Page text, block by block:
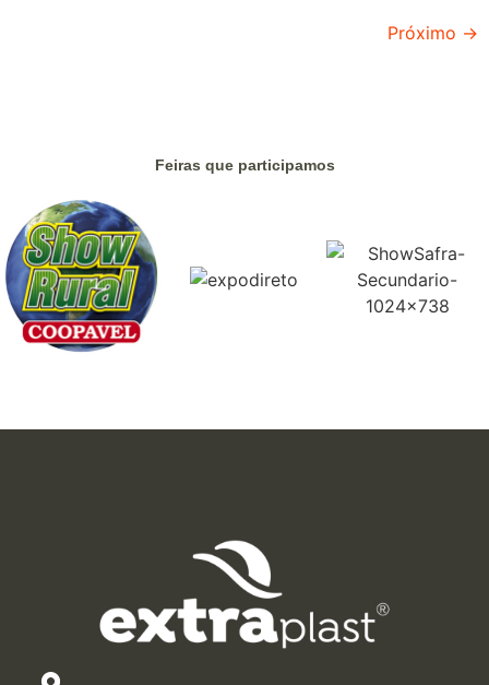
Próximo →
Feiras que participamos